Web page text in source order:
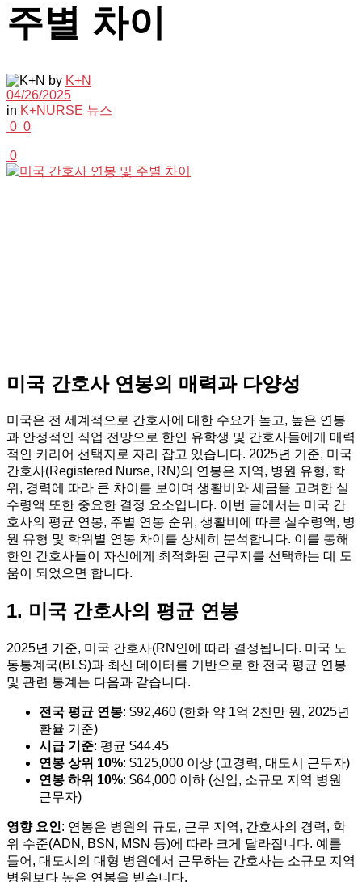
주별 차이
by K+N
04/26/2025
in K+NURSE 뉴스
0 0
0
미국 간호사 연봉의 매력과 다양성
미국은 전 세계적으로 간호사에 대한 수요가 높고, 높은 연봉
과 안정적인 직업 전망으로 한인 유학생 및 간호사들에게 매력
적인 커리어 선택지로 자리 잡고 있습니다. 2025년 기준, 미국
간호사(Registered Nurse, RN)의 연봉은 지역, 병원 유형, 학
위, 경력에 따라 큰 차이를 보이며 생활비와 세금을 고려한 실
수령액 또한 중요한 결정 요소입니다. 이번 글에서는 미국 간
호사의 평균 연봉, 주별 연봉 순위, 생활비에 따른 실수령액, 병
원 유형 및 학위별 연봉 차이를 상세히 분석합니다. 이를 통해
한인 간호사들이 자신에게 최적화된 근무지를 선택하는 데 도
움이 되었으면 합니다.
1. 미국 간호사의 평균 연봉
2025년 기준, 미국 간호사(RN인에 따라 결정됩니다. 미국 노
동통계국(BLS)과 최신 데이터를 기반으로 한 전국 평균 연봉
및 관련 통계는 다음과 같습니다.
전국 평균 연봉: $92,460 (한화 약 1억 2천만 원, 2025년
환율 기준)
시급 기준: 평균 $44.45
연봉 상위 10%: $125,000 이상 (고경력, 대도시 근무자)
연봉 하위 10%: $64,000 이하 (신입, 소규모 지역 병원
근무자)
영향 요인: 연봉은 병원의 규모, 근무 지역, 간호사의 경력, 학
위 수준(ADN, BSN, MSN 등)에 따라 크게 달라집니다. 예를
들어, 대도시의 대형 병원에서 근무하는 간호사는 소규모 지역
병원보다 높은 연봉을 받습니다.